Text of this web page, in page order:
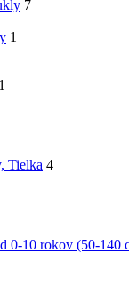
7
1
1
Tielka 4
0-10 rokov (50-140